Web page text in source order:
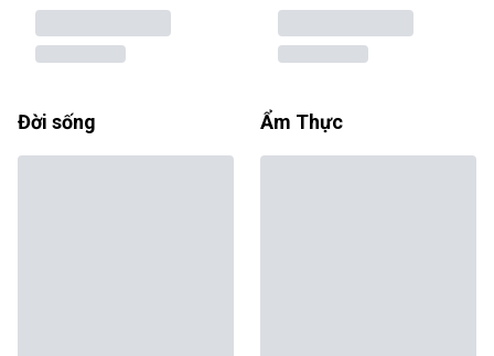
Đời sống Ẩm Thực